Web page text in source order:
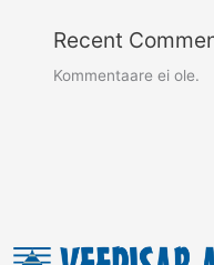
Recent
Kommentaare ei ole.